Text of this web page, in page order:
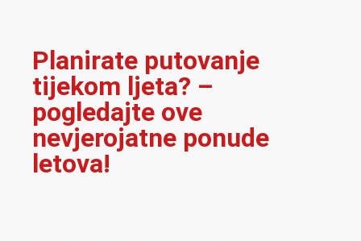
Planirate putovanje
tijekom ljeta? –
pogledajte ove
nevjerojatne ponude
letova!